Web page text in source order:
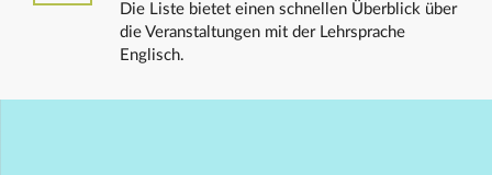
Die Liste bietet einen schnellen Überblick über
die Veranstaltungen mit der Lehrsprache
Englisch.